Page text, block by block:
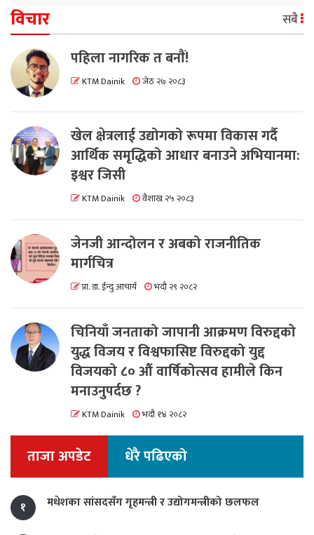
विचार सबै
पहिला नागरिक त बनाैं!
KTM Dainik जेठ २७ २०८३
खेल क्षेत्रलाई उद्योगको रूपमा विकास गर्दै
आर्थिक समृद्धिको आधार बनाउने अभियानमा:
इश्वर जिसी
KTM Dainik वैशाख २५ २०८३
जेनजी आन्दोलन र अबको राजनीतिक
मार्गचित्र
प्रा. डा. ईन्दु आचार्य भदौ २९ २०८२
चिनियाँ जनताको जापानी आक्रमण विरुद्दको
युद्ध विजय र विश्वफासिष्ट विरुद्दको युद्द
विजयको ८० औं वार्षिकोत्सव हामीले किन
मनाउनुपर्दछ ?
KTM Dainik भदौ १४ २०८२
ताजा अपडेट धेरै पढिएको
१ मधेशका सांसदसँग गृहमन्त्री र उद्योगमन्त्रीको छलफल